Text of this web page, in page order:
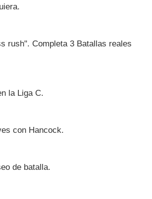
rush". Completa 3 Batallas reales
la Liga C.
con Hancock.
de batalla.